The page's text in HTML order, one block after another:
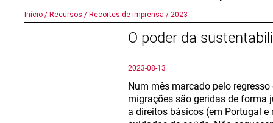
Início / Recursos / Recortes de imprensa / 2023
O poder da
2023-08-13
Num mês marcado pelo
migrações são geridas de forma
a direitos básicos (em Portugal